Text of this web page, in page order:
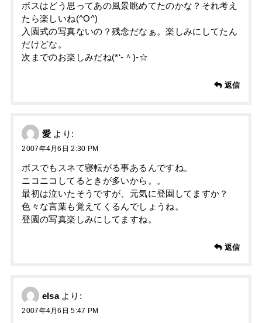
ボスはどう思ってあの風景眺めてたのかな？それ考え
たら楽しいね(^O^)
入園式の写真ないの？残念だなぁ。楽しみにしてたん
だけどな。
次までのお楽しみだね(*‘‐＾)-☆
返信
愛 より:
2007年4月6日 2:30 PM
ボスでもスネて寝転がる事あるんですね。
ニコニコしてるときが多いから。。
最初は泣いたそうですが、元気に登園してますか？
色々な言葉も覚えてくるんでしょうね。
登園の写真楽しみにしてますね。
返信
elsa より:
2007年4月6日 5:47 PM